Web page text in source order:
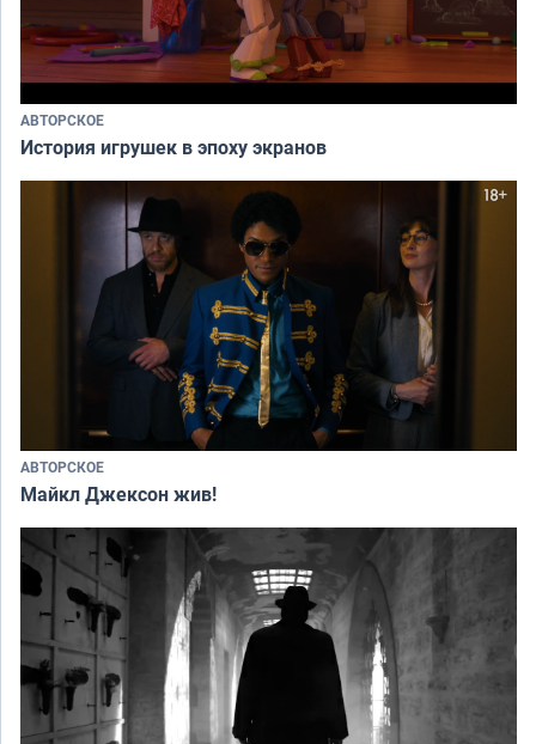
АВТОРСКОЕ
История игрушек в эпоху экранов
АВТОРСКОЕ
Майкл Джексон жив!